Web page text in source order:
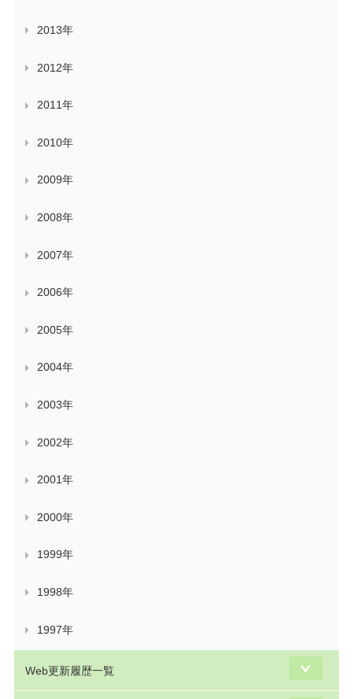
2013年
2012年
2011年
2010年
2009年
2008年
2007年
2006年
2005年
2004年
2003年
2002年
2001年
2000年
1999年
1998年
1997年
Web更新履歴一覧